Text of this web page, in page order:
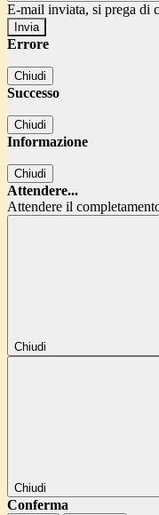
E-mail inviata, si prega di
Errore
Chiudi
Successo
Chiudi
Informazione
Chiudi
Attendere...
Attendere il
Chiudi
Chiudi
Conferma